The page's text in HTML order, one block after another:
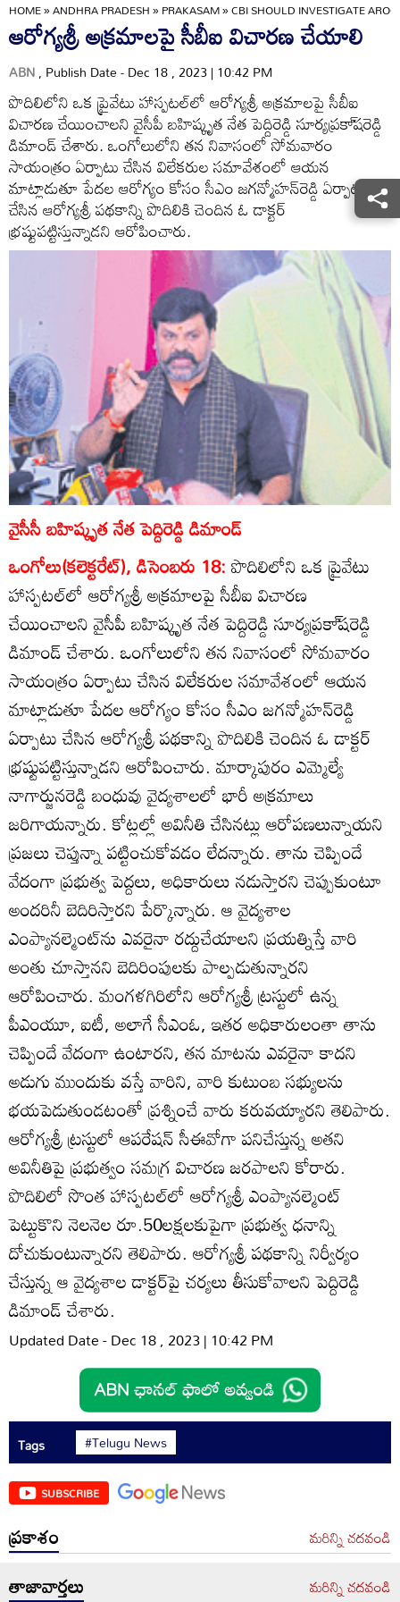
HOME»ANDHRA PRADESH»PRAKASAM»CBI SHOULD INVESTIGATE
ఆరోగ్యశ్రీ అక్రమాలపై సీబీఐ విచారణ చేయాలి
ABN, Publish Date - Dec 18 , 2023 | 10:42 PM
పొదిలిలోని ఒక ప్రైవేటు హాస్పటల్‌లో ఆరోగ్యశ్రీ అక్రమాలపై సీబీఐ
విచారణ చేయించాలని వైసీపీ బహిష్కృత నేత పెద్దిరెడ్డి సూర్యప్రకా్‌షరెడ్డి
డిమాండ్‌ చేశారు. ఒంగోలులోని తన నివాసంలో సోమవారం
సాయంత్రం ఏర్పాటు చేసిన విలేకరుల సమావేశంలో ఆయన
మాట్లాడుతూ పేదల ఆరోగ్యం కోసం సీఎం జగన్మోహన్‌రెడ్డి ఏర్పాటు
చేసిన ఆరోగ్యశ్రీ పథకాన్ని పొదిలికి చెందిన ఓ డాక్టర్‌
భ్రష్టుపట్టిస్తున్నాడని ఆరోపించారు.
వైసీసీ బహిష్కృత నేత పెద్దిరెడ్డి డిమాండ్‌
ఒంగోలు(కలెక్టరేట్‌), డిసెంబరు 18:పొదిలిలోని ఒక ప్రైవేటు
హాస్పటల్‌లో ఆరోగ్యశ్రీ అక్రమాలపై సీబీఐ విచారణ
చేయించాలని వైసీపీ బహిష్కృత నేత పెద్దిరెడ్డి సూర్యప్రకా్‌షరెడ్డి
డిమాండ్‌ చేశారు. ఒంగోలులోని తన నివాసంలో సోమవారం
సాయంత్రం ఏర్పాటు చేసిన విలేకరుల సమావేశంలో ఆయన
మాట్లాడుతూ పేదల ఆరోగ్యం కోసం సీఎం జగన్మోహన్‌రెడ్డి
ఏర్పాటు చేసిన ఆరోగ్యశ్రీ పథకాన్ని పొదిలికి చెందిన ఓ డాక్టర్‌
భ్రష్టుపట్టిస్తున్నాడని ఆరోపించారు. మార్కాపురం ఎమ్మెల్యే
నాగార్జునరెడ్డి బంధువు వైద్యశాలలో భారీ అక్రమాలు
జరిగాయన్నారు. కోట్లల్లో అవినీతి చేసినట్లు ఆరోపణలున్నాయని
ప్రజలు చెప్తున్నా పట్టించుకోవడం లేదన్నారు. తాను చెప్పిందే
వేదంగా ప్రభుత్వ పెద్దలు, అధికారులు నడుస్తారని చెప్పుకుంటూ
అందరినీ బెదిరిస్తారని పేర్కొన్నారు. ఆ వైద్యశాల
ఎంప్యానల్మెంట్‌ను ఎవరైనా రద్దుచేయాలని ప్రయత్నిస్తే వారి
అంతు చూస్తానని బెదిరింపులకు పాల్పడుతున్నారని
ఆరోపించారు. మంగళగిరిలోని ఆరోగ్యశ్రీ ట్రస్టులో ఉన్న
పీఎంయూ, ఐటీ, అలాగే సీఎంఓ, ఇతర అధికారులంతా తాను
చెప్పిందే వేదంగా ఉంటారని, తన మాటను ఎవరైనా కాదని
అడుగు ముందుకు వస్తే వారిని, వారి కుటుంబ సభ్యులను
భయపెడుతుండటంతో ప్రశ్నించే వారు కరువయ్యారని తెలిపారు.
ఆరోగ్యశ్రీ ట్రస్టులో ఆపరేషన్‌ సీఈవోగా పనిచేస్తున్న అతని
అవినీతిపై ప్రభుత్వం సమగ్ర విచారణ జరపాలని కోరారు.
పొదిలిలో సొంత హాస్పటల్‌లో ఆరోగ్యశ్రీ ఎంప్యానల్మెంట్‌
పెట్టుకొని నెలనెల రూ.50లక్షలకుపైగా ప్రభుత్వ ధనాన్ని
దోచుకుంటున్నారని తెలిపారు. ఆరోగ్యశ్రీ పథకాన్ని నిర్వీర్యం
చేస్తున్న ఆ వైద్యశాల డాక్టర్‌పై చర్యలు తీసుకోవాలని పెద్దిరెడ్డి
డిమాండ్‌ చేశారు.
Updated Date - Dec 18 , 2023 | 10:42 PM
Tags #Telugu News
SUBSCRIBE
ప్రకాశం మరిన్ని చదవండి
తాజావార్తలు మరిన్ని చదవండి